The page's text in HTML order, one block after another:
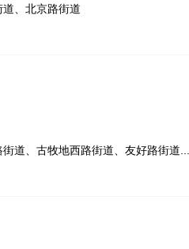
、北京路街道
道、古牧地西路街道、友好路街道...